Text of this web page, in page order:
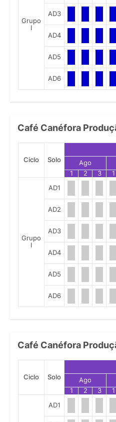
Grupo
I
AD3
AD4
AD5
AD6
Café Canéfora
Ciclo Solo Ago
1
2 3 1
Grupo
I
AD1
AD2
AD3
AD4
AD5
AD6
Café Canéfora
Ciclo Solo Ago
1
2 3 1
AD1